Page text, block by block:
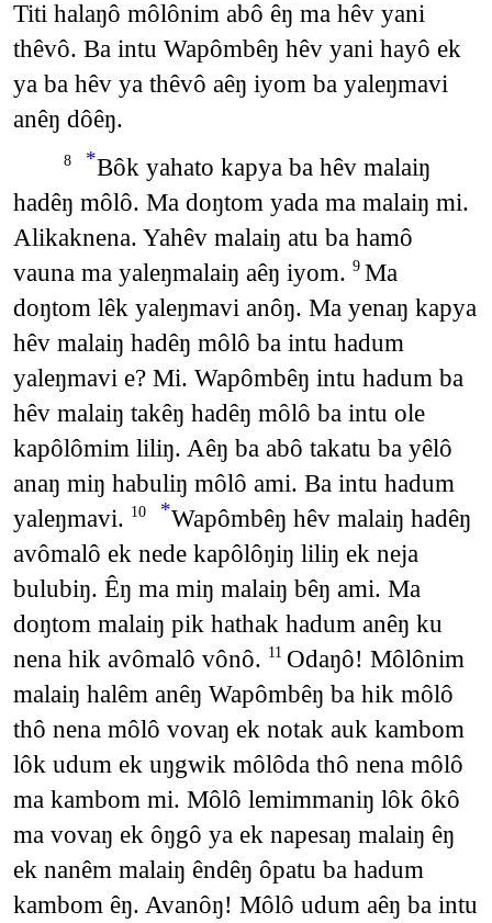
Titi halaŋô môlônim abô êŋ ma hêv yani
thêvô. Ba intu Wapômbêŋ hêv yani hayô ek
ya ba hêv ya thêvô aêŋ iyom ba yaleŋmavi
anêŋ dôêŋ.
8 *Bôk yahato kapya ba hêv malaiŋ
hadêŋ môlô. Ma doŋtom yada ma malaiŋ mi.
Alikaknena. Yahêv malaiŋ atu ba hamô
vauna ma yaleŋmalaiŋ aêŋ iyom. 9 Ma
doŋtom lêk yaleŋmavi anôŋ. Ma yenaŋ kapya
hêv malaiŋ hadêŋ môlô ba intu hadum
yaleŋmavi e? Mi. Wapômbêŋ intu hadum ba
hêv malaiŋ takêŋ hadêŋ môlô ba intu ole
kapôlômim liliŋ. Aêŋ ba abô takatu ba yêlô
anaŋ miŋ habuliŋ môlô ami. Ba intu hadum
yaleŋmavi. 10 *Wapômbêŋ hêv malaiŋ hadêŋ
avômalô ek nede kapôlôŋiŋ liliŋ ek neja
bulubiŋ. Êŋ ma miŋ malaiŋ bêŋ ami. Ma
doŋtom malaiŋ pik hathak hadum anêŋ ku
nena hik avômalô vônô. 11 Odaŋô! Môlônim
malaiŋ halêm anêŋ Wapômbêŋ ba hik môlô
thô nena môlô vovaŋ ek notak auk kambom
lôk udum ek uŋgwik môlôda thô nena môlô
ma kambom mi. Môlô lemimmaniŋ lôk ôkô
ma vovaŋ ek ôŋgô ya ek napesaŋ malaiŋ êŋ
ek nanêm malaiŋ êndêŋ ôpatu ba hadum
kambom êŋ. Avanôŋ! Môlô udum aêŋ ba intu